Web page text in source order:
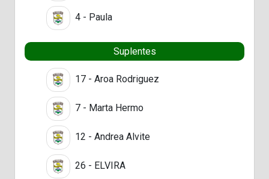
4 - Paula
Suplentes
17 - Aroa Rodriguez
7 - Marta Hermo
12 - Andrea Alvite
26 - ELVIRA